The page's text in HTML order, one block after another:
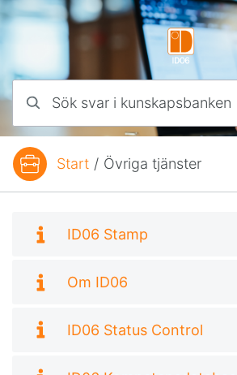
Hoppa till innehåll
Du är här:Start / Övriga tjänster
Underkategorier
ID06 Stamp
Om ID06
ID06 Status Control